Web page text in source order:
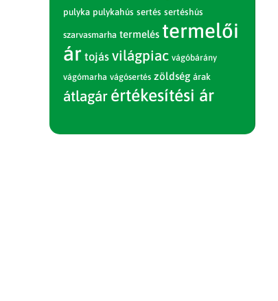
pulyka pulykahús sertés sertéshús
szarvasmarha termelés termelői
ár tojás világpiac vágóbárány
vágómarha vágósertés zöldség árak
átlagár értékesítési ár